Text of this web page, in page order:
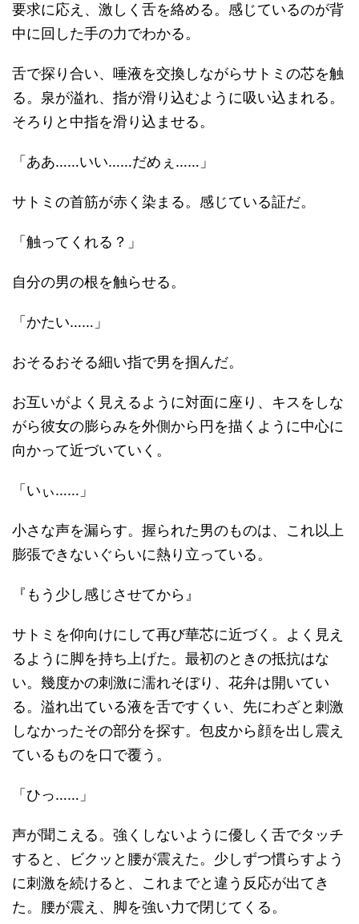
要求に応え、激しく舌を絡める。感じているのが背
中に回した手の力でわかる。
舌で探り合い、唾液を交換しながらサトミの芯を触
る。泉が溢れ、指が滑り込むように吸い込まれる。
そろりと中指を滑り込ませる。
「ああ……いい……だめぇ……」
サトミの首筋が赤く染まる。感じている証だ。
「触ってくれる？」
自分の男の根を触らせる。
「かたい……」
おそるおそる細い指で男を掴んだ。
お互いがよく見えるように対面に座り、キスをしな
がら彼女の膨らみを外側から円を描くように中心に
向かって近づいていく。
「いぃ……」
小さな声を漏らす。握られた男のものは、これ以上
膨張できないぐらいに熱り立っている。
『もう少し感じさせてから』
サトミを仰向けにして再び華芯に近づく。よく見え
るように脚を持ち上げた。最初のときの抵抗はな
い。幾度かの刺激に濡れそぼり、花弁は開いてい
る。溢れ出ている液を舌ですくい、先にわざと刺激
しなかったその部分を探す。包皮から顔を出し震え
ているものを口で覆う。
「ひっ……」
声が聞こえる。強くしないように優しく舌でタッチ
すると、ビクッと腰が震えた。少しずつ慣らすよう
に刺激を続けると、これまでと違う反応が出てき
た。腰が震え、脚を強い力で閉じてくる。